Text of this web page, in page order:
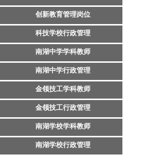
创新教育管理岗位
科技学校行政管理
南湖中学学科教师
南湖中学行政管理
金领技工学科教师
金领技工行政管理
南湖学校学科教师
南湖学校行政管理